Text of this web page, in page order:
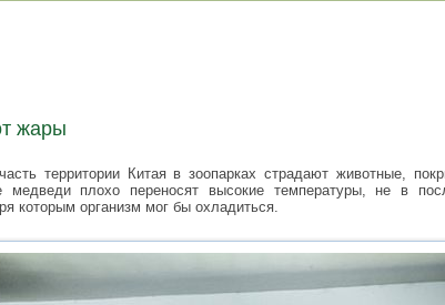
жары
территории Китая в зоопарках страдают животные,
медведи плохо переносят высокие температуры, не в
которым организм мог бы охладиться.